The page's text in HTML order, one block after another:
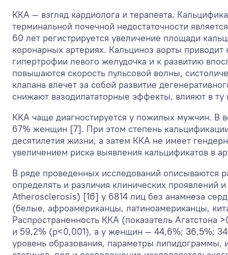
ККА — взгляд кардиолога и терапевта.
терминальной почечной недостаточности
60 лет регистрируется увеличение площади
коронарных артериях. Кальциноз аорты
гипертрофии левого желудочка и к развитию
повышаются скорость пульсовой волны,
клапана влечет за собой развитие
снижают вазодилататорные эффекты, влияют в
ККА чаще диагностируется у пожилых мужчин. В
67% женщин [7]. При этом степень
десятилетия жизни, а затем ККА не имеет
увеличением риска выявления кальцификатов в
В ряде проведенных исследований описываются
определять и различия клинических
Atherosclerosis) [16] у 6814 лиц без анамнеза
(белые, афроамериканцы, латиноамериканцы,
Распространенность ККА (показатель Агатстона
и 59,2% (р<0,001), а у женщин — 44,6%; 36,5%;
уровень образования, параметры